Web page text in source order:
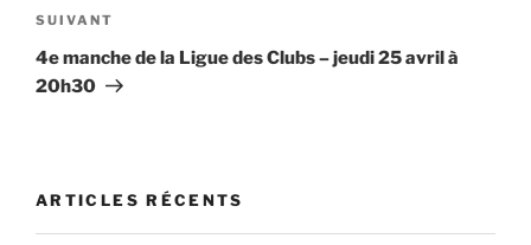
Article
suivant
SUIVANT
4e manche de la Ligue des Clubs – jeudi 25 avril à
20h30
ARTICLES RÉCENTS